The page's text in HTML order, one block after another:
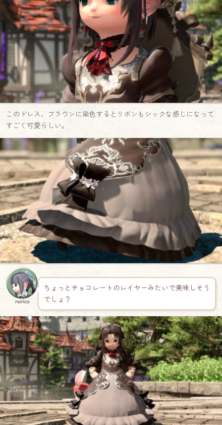
このドレス、ブラウンに染色するとリボンもシックな感じになって
すごく可愛らしい。
norico
ちょっとチョコレートのレイヤーみたいで美味しそう
でしょ？